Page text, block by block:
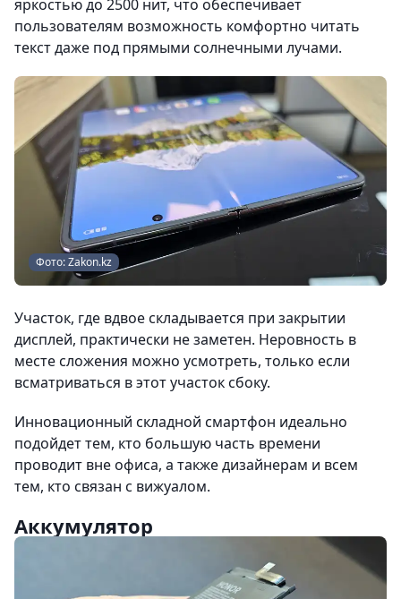
яркостью до 2500 нит, что обеспечивает
пользователям возможность комфортно читать
текст даже под прямыми солнечными лучами.
Фото: Zakon.kz
Участок, где вдвое складывается при закрытии
дисплей, практически не заметен. Неровность в
месте сложения можно усмотреть, только если
всматриваться в этот участок сбоку.
Инновационный складной смартфон идеально
подойдет тем, кто большую часть времени
проводит вне офиса, а также дизайнерам и всем
тем, кто связан с вижуалом.
Аккумулятор